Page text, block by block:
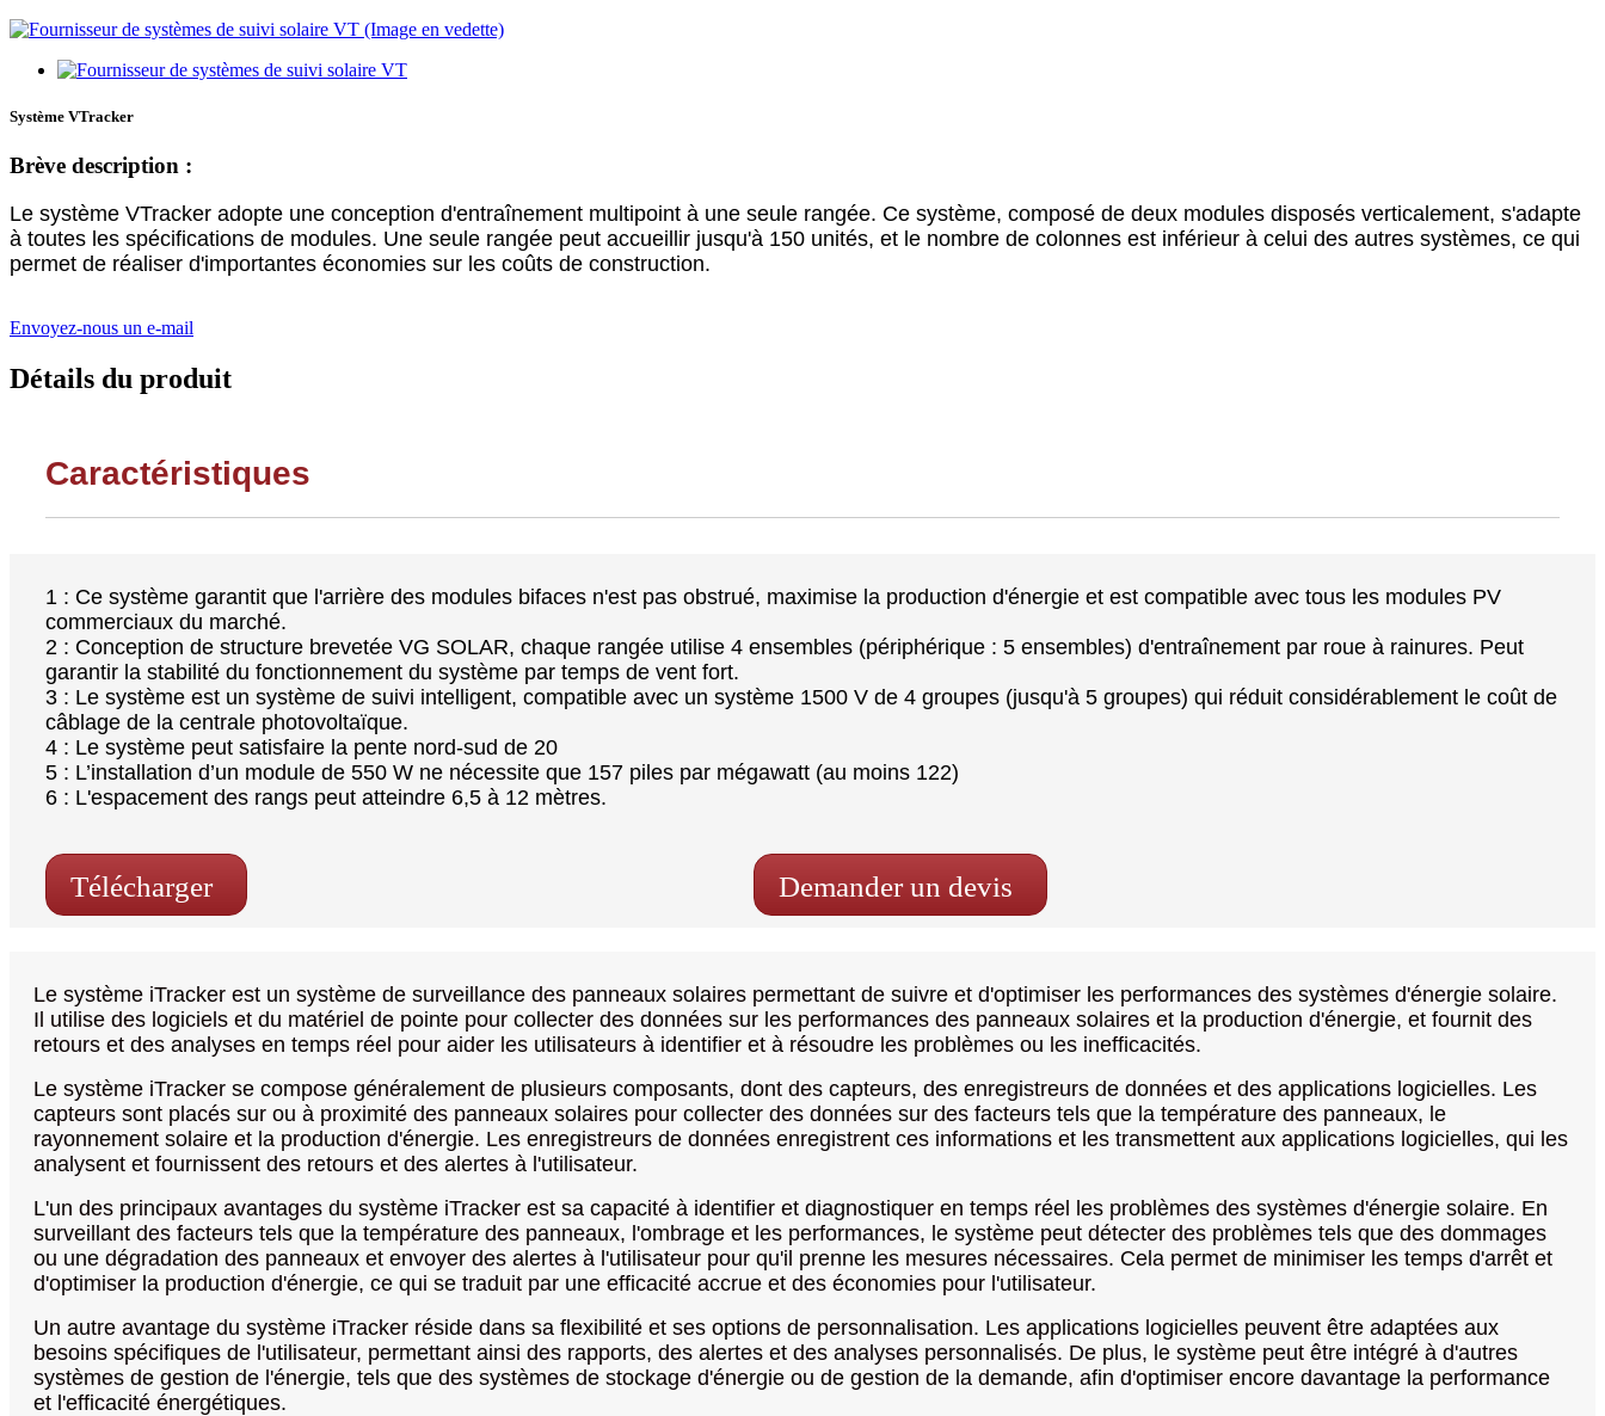
Système VTracker
Brève description :
Le système VTracker adopte une conception d'entraînement multipoint à une seule rangée. Ce système, composé de deux modules disposés verticalement, s'adapte
à toutes les spécifications de modules. Une seule rangée peut accueillir jusqu'à 150 unités, et le nombre de colonnes est inférieur à celui des autres systèmes, ce qui
permet de réaliser d'importantes économies sur les coûts de construction.
Envoyez-nous un e-mail
Détails du produit
Caractéristiques
1 : Ce système garantit que l'arrière des modules bifaces n'est pas obstrué, maximise la production d'énergie et est compatible avec tous les modules PV
commerciaux du marché.
2 : Conception de structure brevetée VG SOLAR, chaque rangée utilise 4 ensembles (périphérique : 5 ensembles) d'entraînement par roue à rainures. Peut
garantir la stabilité du fonctionnement du système par temps de vent fort.
3 : Le système est un système de suivi intelligent, compatible avec un système 1500 V de 4 groupes (jusqu'à 5 groupes) qui réduit considérablement le coût de
câblage de la centrale photovoltaïque.
4 : Le système peut satisfaire la pente nord-sud de 20
5 : L’installation d’un module de 550 W ne nécessite que 157 piles par mégawatt (au moins 122)
6 : L'espacement des rangs peut atteindre 6,5 à 12 mètres.
Télécharger Demander un devis
Le système iTracker est un système de surveillance des panneaux solaires permettant de suivre et d'optimiser les performances des systèmes d'énergie solaire.
Il utilise des logiciels et du matériel de pointe pour collecter des données sur les performances des panneaux solaires et la production d'énergie, et fournit des
retours et des analyses en temps réel pour aider les utilisateurs à identifier et à résoudre les problèmes ou les inefficacités.
Le système iTracker se compose généralement de plusieurs composants, dont des capteurs, des enregistreurs de données et des applications logicielles. Les
capteurs sont placés sur ou à proximité des panneaux solaires pour collecter des données sur des facteurs tels que la température des panneaux, le
rayonnement solaire et la production d'énergie. Les enregistreurs de données enregistrent ces informations et les transmettent aux applications logicielles, qui les
analysent et fournissent des retours et des alertes à l'utilisateur.
L'un des principaux avantages du système iTracker est sa capacité à identifier et diagnostiquer en temps réel les problèmes des systèmes d'énergie solaire. En
surveillant des facteurs tels que la température des panneaux, l'ombrage et les performances, le système peut détecter des problèmes tels que des dommages
ou une dégradation des panneaux et envoyer des alertes à l'utilisateur pour qu'il prenne les mesures nécessaires. Cela permet de minimiser les temps d'arrêt et
d'optimiser la production d'énergie, ce qui se traduit par une efficacité accrue et des économies pour l'utilisateur.
Un autre avantage du système iTracker réside dans sa flexibilité et ses options de personnalisation. Les applications logicielles peuvent être adaptées aux
besoins spécifiques de l'utilisateur, permettant ainsi des rapports, des alertes et des analyses personnalisés. De plus, le système peut être intégré à d'autres
systèmes de gestion de l'énergie, tels que des systèmes de stockage d'énergie ou de gestion de la demande, afin d'optimiser encore davantage la performance
et l'efficacité énergétiques.